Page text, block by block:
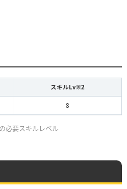
スキルLv※2
8
必要スキルレベル